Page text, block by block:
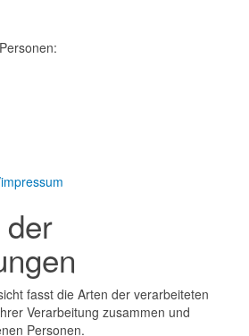
fasst die Arten der verarbeiteten
Verarbeitung zusammen und
Personen.